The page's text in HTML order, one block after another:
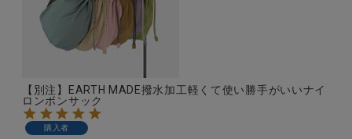
全ての商品
特集
ご利用ガイド
【別注】EARTH MADE撥水加工軽くて使い勝手がいいナイ
ロンボンサック
購入者